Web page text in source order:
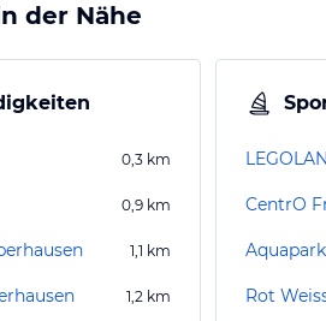
der Nähe
0,3 km
0,9 km
1,1 km
1,2 km
CentrO
Rot